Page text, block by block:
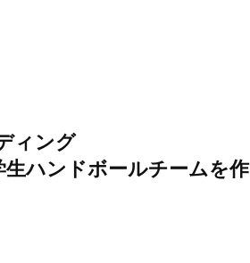
ィング
ハンドボールチームを作